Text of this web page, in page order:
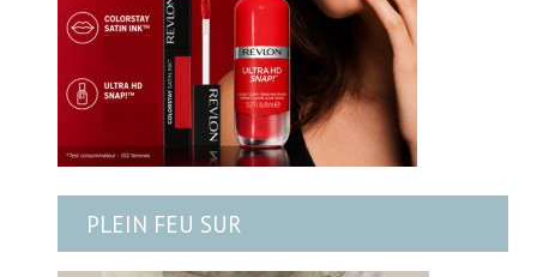
PLEIN FEU SUR